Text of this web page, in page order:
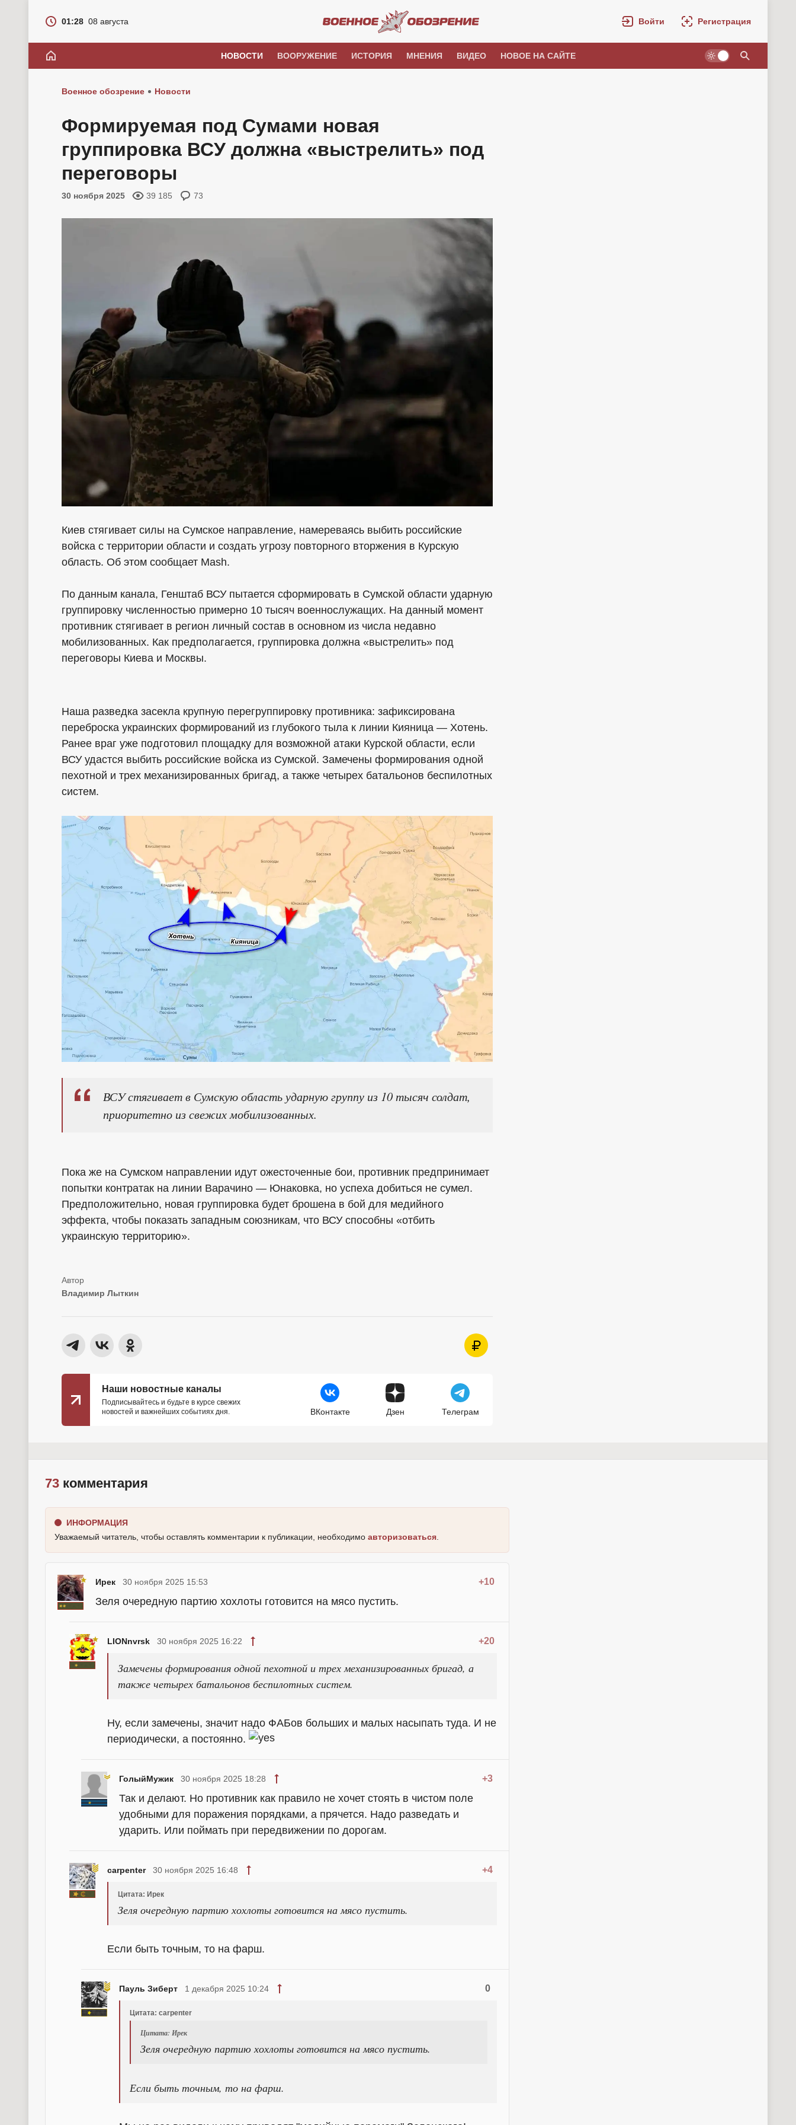
01:28 08 августа Войти Регистрация
НОВОСТИ ВООРУЖЕНИЕ ИСТОРИЯ МНЕНИЯ ВИДЕО НОВОЕ НА САЙТЕ
Военное обозрение Новости
Формируемая под Сумами новая
группировка ВСУ должна «выстрелить» под
переговоры
30 ноября 2025 39 185 73
Киев стягивает силы на Сумское направление, намереваясь выбить российские
войска с территории области и создать угрозу повторного вторжения в Курскую
область. Об этом сообщает Mash.
По данным канала, Генштаб ВСУ пытается сформировать в Сумской области ударную
группировку численностью примерно 10 тысяч военнослужащих. На данный момент
противник стягивает в регион личный состав в основном из числа недавно
мобилизованных. Как предполагается, группировка должна «выстрелить» под
переговоры Киева и Москвы.
Наша разведка засекла крупную перегруппировку противника: зафиксирована
переброска украинских формирований из глубокого тыла к линии Кияница — Хотень.
Ранее враг уже подготовил площадку для возможной атаки Курской области, если
ВСУ удастся выбить российские войска из Сумской. Замечены формирования одной
пехотной и трех механизированных бригад, а также четырех батальонов беспилотных
систем.
ВСУ стягивает в Сумскую область ударную группу из 10 тысяч солдат,
приоритетно из свежих мобилизованных.
Пока же на Сумском направлении идут ожесточенные бои, противник предпринимает
попытки контратак на линии Варачино — Юнаковка, но успеха добиться не сумел.
Предположительно, новая группировка будет брошена в бой для медийного
эффекта, чтобы показать западным союзникам, что ВСУ способны «отбить
украинскую территорию».
Владимир Лыткин
Наши новостные каналы
Подписывайтесь и будьте в курсе свежих
новостей и важнейших событиях дня.
ВКонтакте Дзен Телеграм
73 комментария
ИНФОРМАЦИЯ
Уважаемый читатель, чтобы оставлять комментарии к публикации, необходимо авторизоваться
Ирек +10
30 ноября 2025 15:53
Зеля очередную партию хохлоты готовится на мясо пустить.
LIONnvrsk +20
30 ноября 2025 16:22
Замечены формирования одной пехотной и трех механизированных бригад, а
также четырех батальонов беспилотных систем.
Ну, если замечены, значит надо ФАБов больших и малых насыпать туда. И не
периодически, а постоянно.
ГолыйМужик +3
30 ноября 2025 18:28
Так и делают. Но противник как правило не хочет стоять в чистом поле
удобными для поражения порядками, а прячется. Надо разведать и
ударить. Или поймать при передвижении по дорогам.
carpenter +4
30 ноября 2025 16:48
Цитата: Ирек
Зеля очередную партию хохлоты готовится на мясо пустить.
Если быть точным, то на фарш.
Пауль Зиберт 0
1 декабря 2025 10:24
Цитата: carpenter
Цитата: Ирек
Зеля очередную партию хохлоты готовится на мясо пустить.
Если быть точным, то на фарш.